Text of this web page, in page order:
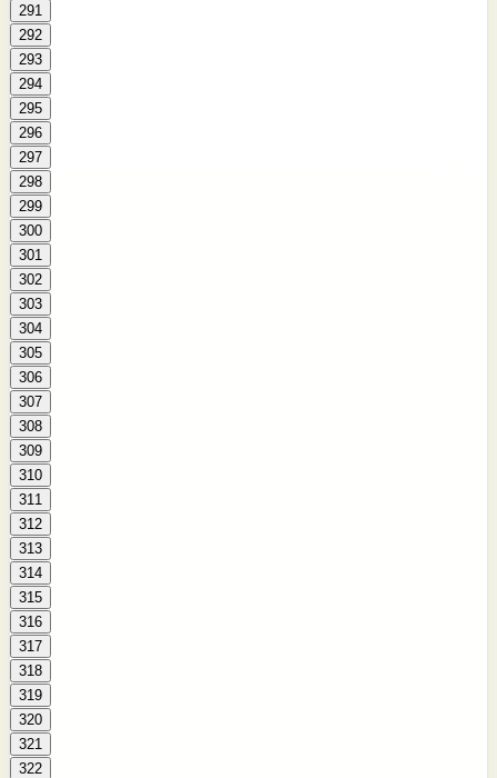
291
292
293
294
295
296
297
298
299
300
301
302
303
304
305
306
307
308
309
310
311
312
313
314
315
316
317
318
319
320
321
322